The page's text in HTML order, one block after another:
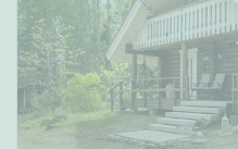
000
Pinta-ala
Asuinpinta-ala